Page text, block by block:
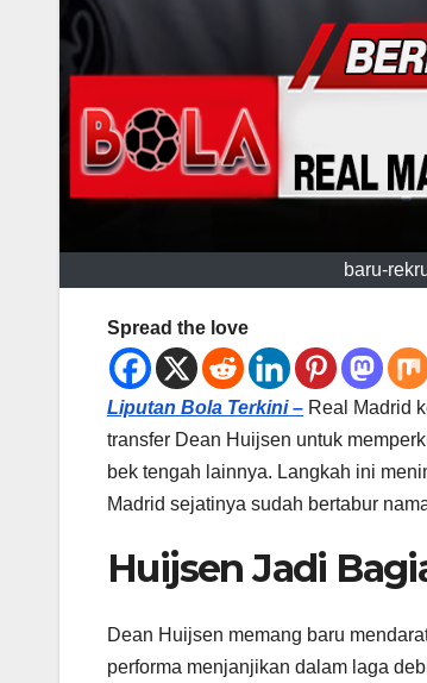
baru-
Spread the love
Liputan Bola Terkini – Real Madrid
transfer Dean Huijsen untuk
bek tengah lainnya. Langkah ini
Madrid sejatinya sudah bertabur
Huijsen Jadi
Dean Huijsen memang baru
performa menjanjikan dalam laga